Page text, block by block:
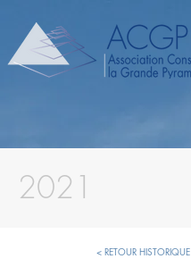
2021
< RETOUR HISTORIQUE